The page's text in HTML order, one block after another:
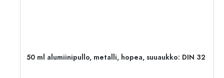
50 ml alumiinipullo, metalli, hopea, suuaukko: DIN 32